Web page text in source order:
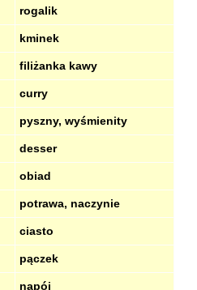
rogalik
kminek
filiżanka kawy
curry
pyszny, wyśmienity
desser
obiad
potrawa, naczynie
ciasto
pączek
napój